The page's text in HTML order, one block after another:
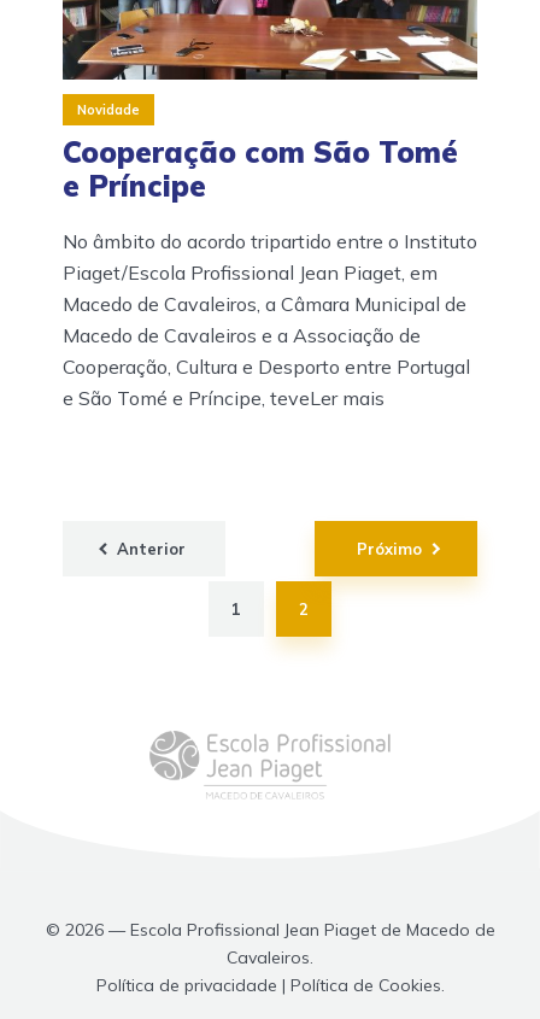
Novidade
Cooperação com São Tomé
e Príncipe
No âmbito do acordo tripartido entre o Instituto
Piaget/Escola Profissional Jean Piaget, em
Macedo de Cavaleiros, a Câmara Municipal de
Macedo de Cavaleiros e a Associação de
Cooperação, Cultura e Desporto entre Portugal
e São Tomé e Príncipe, teveLer mais
Anterior
Paginação
1 2
Próximo
© 2026 — Escola Profissional Jean Piaget de Macedo de
Cavaleiros.
Política de privacidade | Política de Cookies.